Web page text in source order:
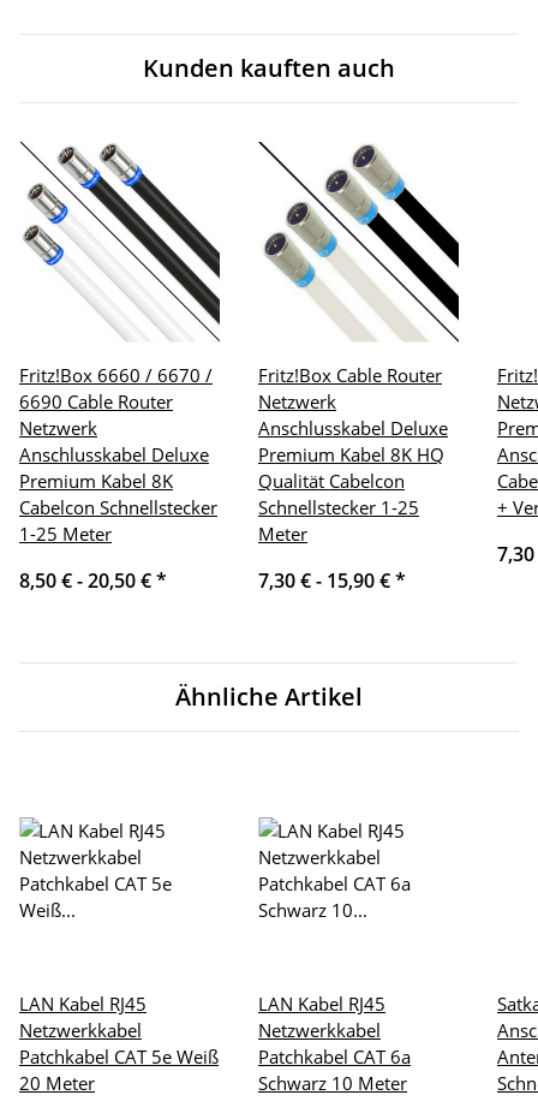
Kunden kauften auch
Fritz!Box 6660 / 6670 /
6690 Cable Router
Netzwerk
Anschlusskabel Deluxe
Premium Kabel 8K
Cabelcon Schnellstecker
1-25 Meter
8,50 € -20,50 €*
Fritz!Box Cable Router
Netzwerk
Anschlusskabel Deluxe
Premium Kabel 8K HQ
Qualität Cabelcon
Schnellstecker 1-25
Meter
7,30 € - 15,90 €*
+
Ähnliche Artikel
LAN Kabel RJ45
Netzwerkkabel
Patchkabel CAT 5e Weiß
20 Meter
LAN Kabel RJ45
Netzwerkkabel
Patchkabel CAT 6a
Schwarz 10 Meter